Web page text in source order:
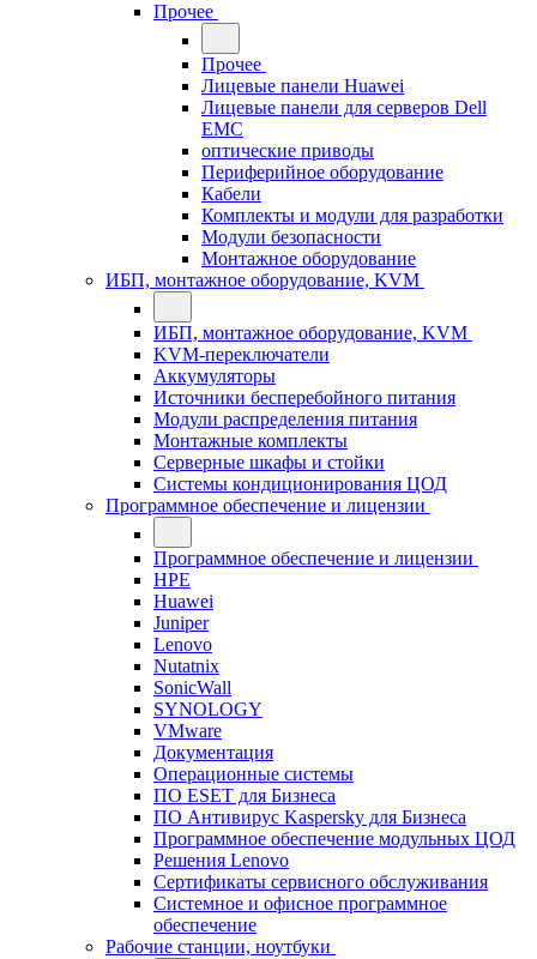
Прочее
Прочее
Лицевые панели Huawei
Лицевые панели для серверов Dell
EMC
оптические приводы
Периферийное оборудование
Кабели
Комплекты и модули для разработки
Модули безопасности
Монтажное оборудование
ИБП, монтажное оборудование, KVM
ИБП, монтажное оборудование, KVM
KVM-переключатели
Аккумуляторы
Источники бесперебойного питания
Модули распределения питания
Монтажные комплекты
Серверные шкафы и стойки
Системы кондиционирования ЦОД
Программное обеспечение и лицензии
Программное обеспечение и лицензии
HPE
Huawei
Juniper
Lenovo
Nutatnix
SonicWall
SYNOLOGY
VMware
Документация
Операционные системы
ПО ESET для Бизнеса
ПО Антивирус Kaspersky для Бизнеса
Программное обеспечение модульных ЦОД
Решения Lenovo
Сертификаты сервисного обслуживания
Системное и офисное программное
обеспечение
Рабочие станции, ноутбуки